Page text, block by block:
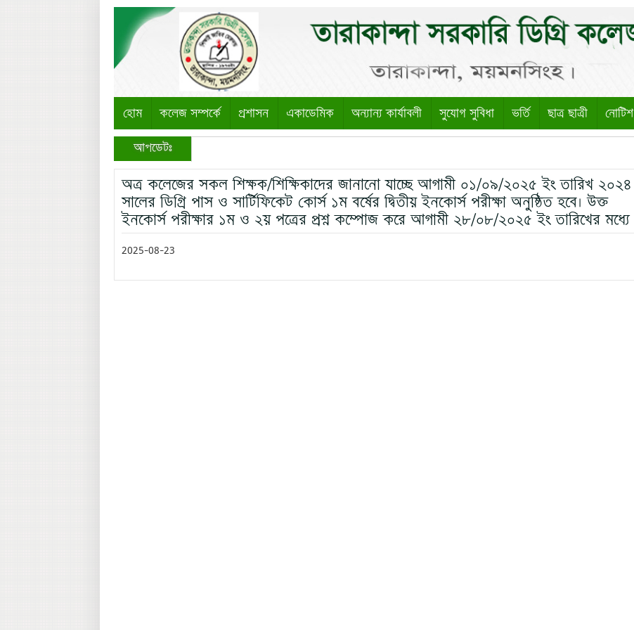
হোম কলেজ সম্পর্কে প্রশাসন একাডেমিক অন্যান্য কার্যাবলী সুযোগ সুবিধা ভর্তি ছাত্র ছাত্রী নোটিশ
আপডেটঃ
অত্র কলেজের সকল শিক্ষক/শিক্ষিকাদের জানানো যাচ্ছে আগামী ০১/০৯/২০২৫ ইং তারিখ ২০২৪
সালের ডিগ্রি পাস ও সার্টিফিকেট কোর্স ১ম বর্ষের দ্বিতীয় ইনকোর্স পরীক্ষা অনুষ্ঠিত হবে। উক্ত
ইনকোর্স পরীক্ষার ১ম ও ২য় পত্রের প্রশ্ন কম্পোজ করে আগামী ২৮/০৮/২০২৫ ইং তারিখের মধ্যে
2025-08-23